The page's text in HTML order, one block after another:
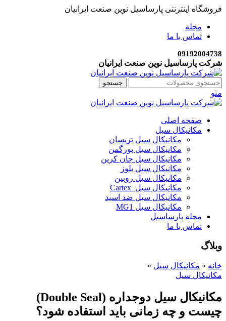
فروشگاه اینترنتی پارساسیل نوین صنعت ایرانیان
مجله
تماس با ما
09192004738
شرکت پارساسیل نوین صنعت ایرانیان
جستجو
منو
صفحه اصلی
مکانیکال سیل
مکانیکال سیل تریسان
مکانیکال سیل بورگمن
مکانیکال سیل جان کرین
مکانیکال سیل بلوز
مکانیکال سیل روبین
مکانیکال سیل Cartex
مکانیکال سیل ضد اسید
مکانیکال سیل MG1
مجله پارساسیل
تماس با ما
وبلاگ
خانه » مکانیکال سیل »
مکانیکال سیل
مکانیکال سیل دوجداره (Double Seal)
چیست و چه زمانی باید استفاده شود؟